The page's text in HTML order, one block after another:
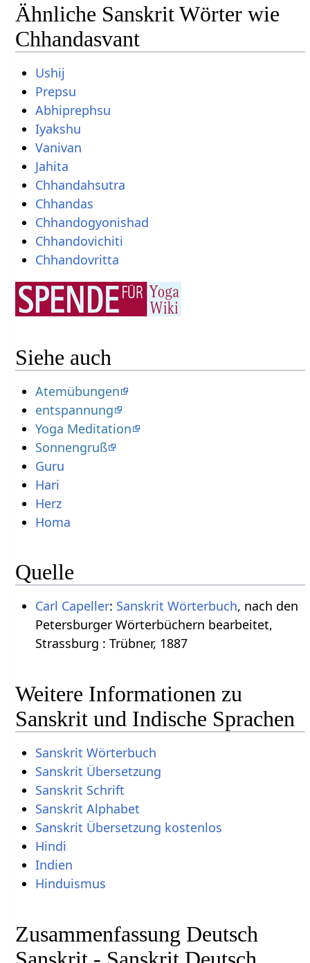
Ähnliche Sanskrit Wörter wie
Chhandasvant
Ushij
Prepsu
Abhiprephsu
Iyakshu
Vanivan
Jahita
Chhandahsutra
Chhandas
Chhandogyonishad
Chhandovichiti
Chhandovritta
Siehe auch
Atemübungen
entspannung
Yoga Meditation
Sonnengruß
Guru
Hari
Herz
Homa
Quelle
Carl Capeller: Sanskrit Wörterbuch, nach den
Petersburger Wörterbüchern bearbeitet,
Strassburg : Trübner, 1887
Weitere Informationen zu
Sanskrit und Indische Sprachen
Sanskrit Wörterbuch
Sanskrit Übersetzung
Sanskrit Schrift
Sanskrit Alphabet
Sanskrit Übersetzung kostenlos
Hindi
Indien
Hinduismus
Zusammenfassung Deutsch